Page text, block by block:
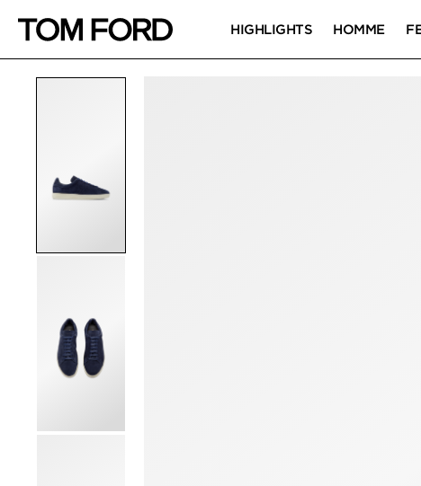
HIGHLIGHTS HOMME